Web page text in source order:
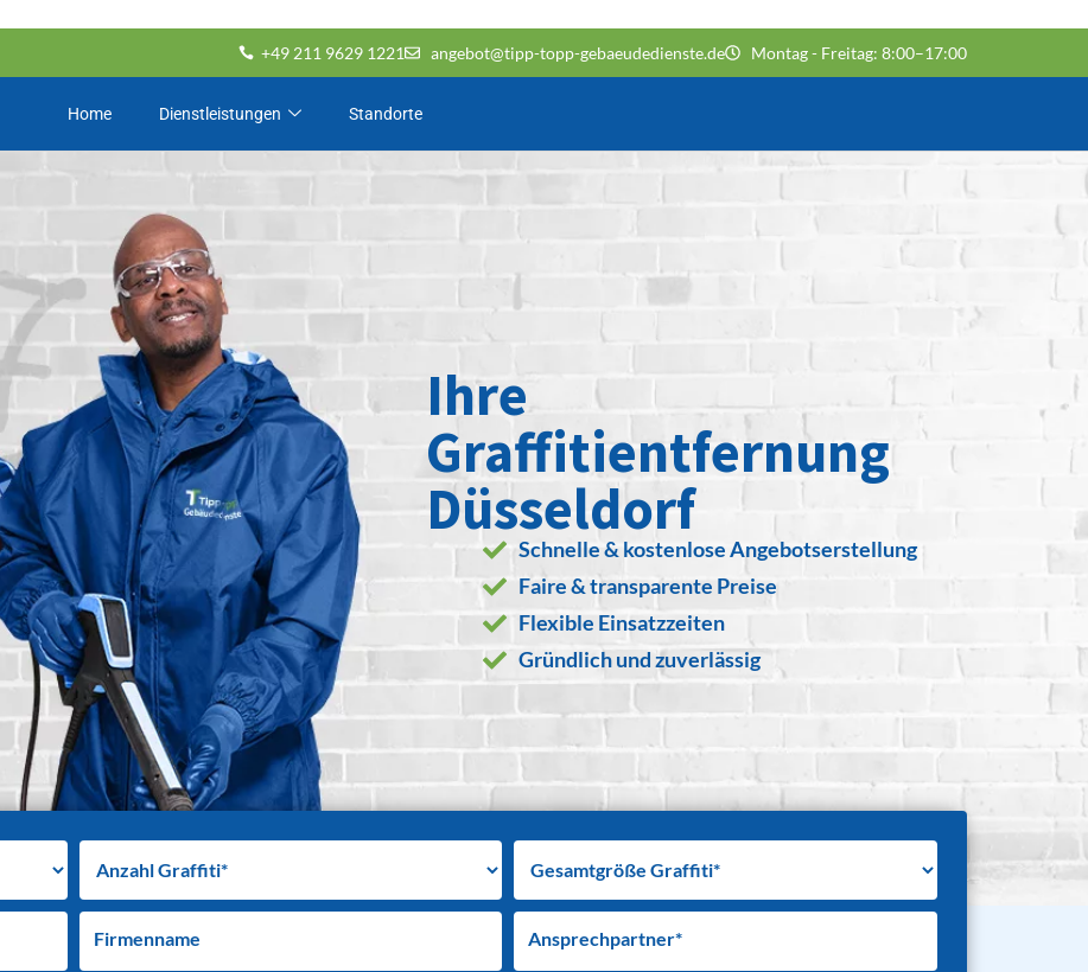
+49 211 9629 1221 angebot@tipp-topp-gebaeudedienste.de Montag - Freitag: 8:00–17:00
Home Dienstleistungen Standorte
Ihre
Graffitientfernung
Düsseldorf
Schnelle & kostenlose Angebotserstellung
Faire & transparente Preise
Flexible Einsatzzeiten
Gründlich und zuverlässig
Firmenname Ansprechpartner*